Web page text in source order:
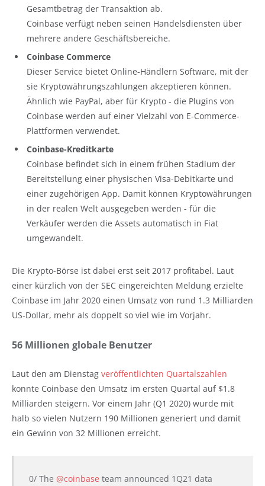
Gesamtbetrag der Transaktion ab.
Coinbase verfügt neben seinen Handelsdiensten über
mehrere andere Geschäftsbereiche.
Coinbase Commerce
Dieser Service bietet Online-Händlern Software, mit der
sie Kryptowährungszahlungen akzeptieren können.
Ähnlich wie PayPal, aber für Krypto - die Plugins von
Coinbase werden auf einer Vielzahl von E-Commerce-
Plattformen verwendet.
Coinbase-Kreditkarte
Coinbase befindet sich in einem frühen Stadium der
Bereitstellung einer physischen Visa-Debitkarte und
einer zugehörigen App. Damit können Kryptowährungen
in der realen Welt ausgegeben werden - für die
Verkäufer werden die Assets automatisch in Fiat
umgewandelt.
Die Krypto-Börse ist dabei erst seit 2017 profitabel. Laut
einer kürzlich von der SEC eingereichten Meldung erzielte
Coinbase im Jahr 2020 einen Umsatz von rund 1.3 Milliarden
US-Dollar, mehr als doppelt so viel wie im Vorjahr.
56 Millionen globale Benutzer
Laut den am Dienstag veröffentlichten Quartalszahlen
konnte Coinbase den Umsatz im ersten Quartal auf $1.8
Milliarden steigern. Vor einem Jahr (Q1 2020) wurde mit
halb so vielen Nutzern 190 Millionen generiert und damit
ein Gewinn von 32 Millionen erreicht.
0/ The @coinbase team announced 1Q21 data